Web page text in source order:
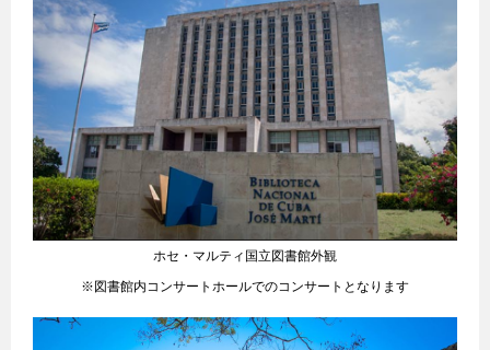
ホセ・マルティ国立図書館外観
※図書館内コンサートホールでのコンサートとなります